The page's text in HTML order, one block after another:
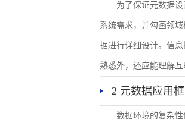
为了保证元数据
系统需求，并勾画领
据进行详细设计。信
熟悉外，还应能理解
2 元数据应用
数据环境的复杂